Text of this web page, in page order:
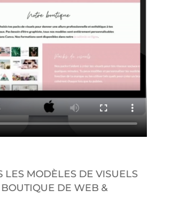
LES MODÈLES DE VISUELS
DE WEB &